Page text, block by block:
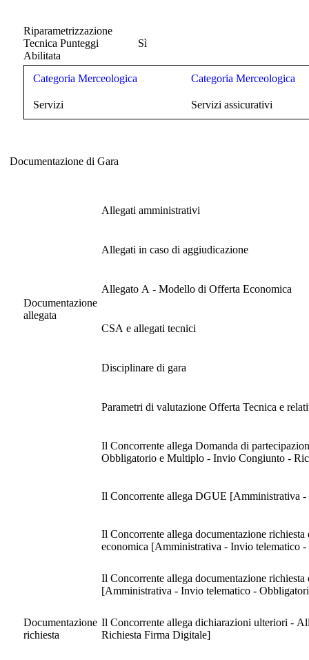
Riparametrizzazione
Tecnica Punteggi
Abilitata
Sì
Categoria Merceologica Categoria Merceologica
Servizi Servizi assicurativi
Documentazione di Gara
Documentazione
allegata
Allegati amministrativi
Allegati in caso di aggiudicazione
Allegato A - Modello di Offerta Economica
CSA e allegati tecnici
Disciplinare di gara
Parametri di valutazione Offerta Tecnica e
Documentazione
richiesta
Il Concorrente allega Domanda di
Obbligatorio e Multiplo - Invio Congiunto -
Il Concorrente allega DGUE [Amministrativa
Il Concorrente allega documentazione
economica [Amministrativa - Invio
Il Concorrente allega documentazione
[Amministrativa - Invio telematico -
Il Concorrente allega dichiarazioni ulteriori -
Richiesta Firma Digitale]